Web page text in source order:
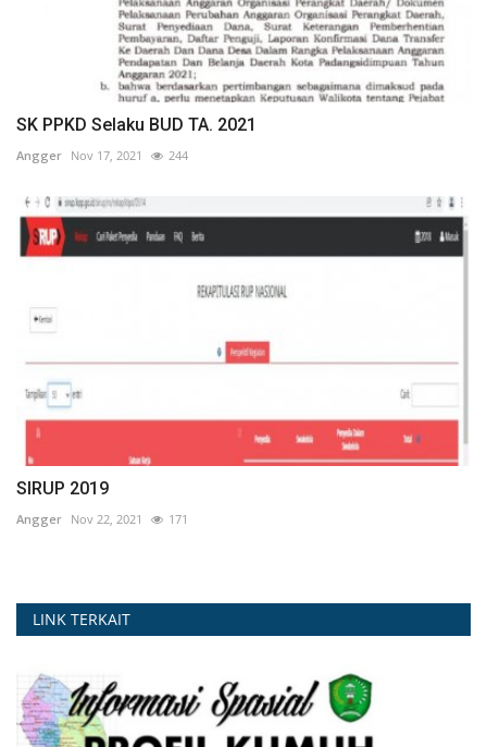
SK PPKD Selaku BUD TA. 2021
Angger Nov 17, 2021 244
SIRUP 2019
Angger Nov 22, 2021 171
LINK TERKAIT